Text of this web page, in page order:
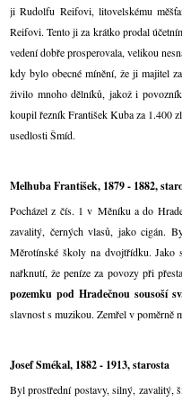
ji Rudolfu Reifovi, litovelskému
Reifovi. Tento ji za krátko prodal
vedení dobře prosperovala, velikou
kdy bylo obecné mínění, že ji majitel
živilo mnoho dělníků, jakož i
koupil řezník František Kuba za 1.400
usedlosti Šmíd.
Melhuba František, 1879 - 1882,
Pocházel z čís. 1 v Měníku a do
zavalitý, černých vlasů, jako cigán.
Měrotínské školy na dvojtřídku.
nařknutí, že peníze za povozy při
pozemku pod Hradečnou sousoší
slavnost s muzikou. Zemřel v poměrně
Josef Smékal, 1882 - 1913, starosta
Byl prostřední postavy, silný, zavalitý,